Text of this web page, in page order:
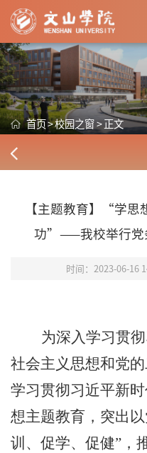
首页>校园之窗>正文
【主题教育】“学思
功”——我校举行党
时间：2023-06-16
为深入学习贯
社会主义思想和党
学习贯彻习近平新
想主题教育，突出
训、促学、促健”，